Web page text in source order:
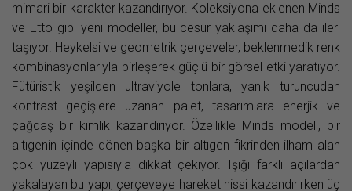
mimari bir karakter kazandırıyor. Koleksiyona eklenen Minds
ve Etto gibi yeni modeller, bu cesur yaklaşımı daha da ileri
taşıyor. Heykelsi ve geometrik çerçeveler, beklenmedik renk
kombinasyonlarıyla birleşerek güçlü bir görsel etki yaratıyor.
Fütüristik yeşilden ultraviyole tonlara, yanık turuncudan
kontrast geçişlere uzanan palet, tasarımlara enerjik ve
çağdaş bir kimlik kazandırıyor. Özellikle Minds modeli, bir
altıgenin içinde dönen başka bir altıgen fikrinden ilham alan
çok yüzeyli yapısıyla dikkat çekiyor. Işığı farklı açılardan
yakalayan bu yapı, çerçeveye hareket hissi kazandırırken üç